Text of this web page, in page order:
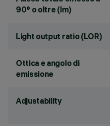
90° o oltre (lm)
Light output ratio (LOR)
Ottica e angolo di
emissione
Adjustability